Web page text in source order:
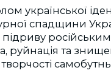
української
спадщини
руйнація та